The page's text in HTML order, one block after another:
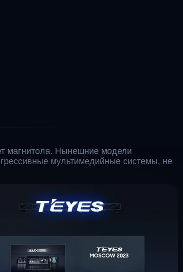
магнитола. Нынешние модели
мультимедийные системы, не